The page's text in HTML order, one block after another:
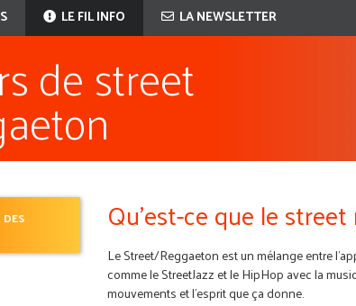
LE FIL INFO LA NEWSLETTER
de street
Qu'est-ce que le
Le Street/Reggaeton est un mélange entre
comme le StreetJazz et le HipHop avec la
mouvements et l’esprit que ça donne.